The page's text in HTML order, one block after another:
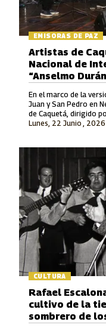
EMISORAS DE PAZ
Lunes, 22 Junio , 2026
Artistas de
Nacional de
“Anselmo
En el marco de la
Juan y San Pedro en
de Caquetá, dirigido
en la Modalidad Vocal.
CULTURA
Rafael
cultivo de la
sombrero de